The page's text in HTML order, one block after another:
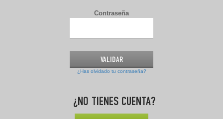
Contraseña
¿Has olvidado tu contraseña?
¿NO TIENES CUENTA?